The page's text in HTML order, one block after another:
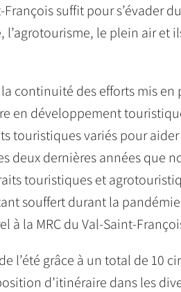
suffit pour s’évader du
le plein air et
continuité des efforts mis en
en développement
touristiques variés pour aider
deux dernières années que
touristiques et
souffert durant la
la MRC du Val-Saint-
l’été grâce à un total de 10
d’itinéraire dans les